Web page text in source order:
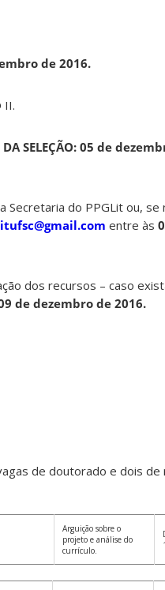
de 2016.
II.
SELEÇÃO:05 de
do PPGLit ou, se
entre às
dos recursos – caso
de dezembro de 2016.
de doutorado e dois de
Arguição sobre o
projeto e análise do
currículo.